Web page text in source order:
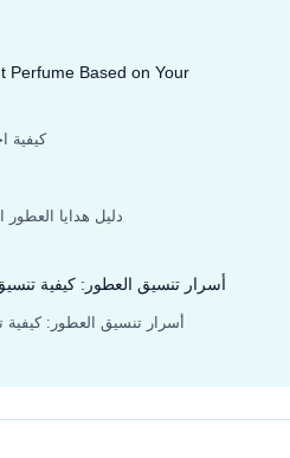
كيفية
دليل هدايا العطور
أسرار تنسيق العطور: